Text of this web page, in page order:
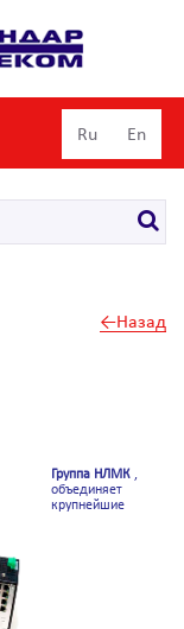
Ru En
←Назад
Группа НЛМК ,
объединяет
крупнейшие